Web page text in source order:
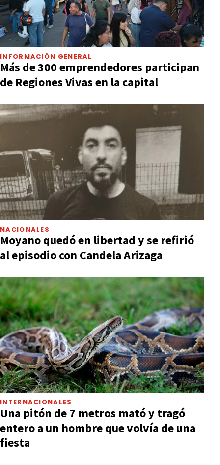
INFORMACIÓN GENERAL
Más de 300 emprendedores participan
de Regiones Vivas en la capital
NACIONALES
Moyano quedó en libertad y se refirió
al episodio con Candela Arizaga
INTERNACIONALES
Una pitón de 7 metros mató y tragó
entero a un hombre que volvía de una
fiesta